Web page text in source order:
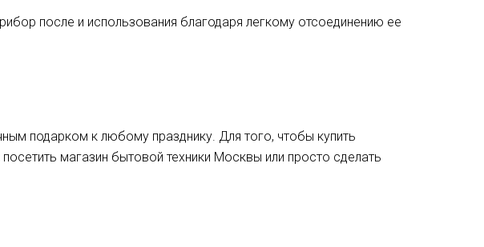
после и использования благодаря легкому отсоединению ее
подарком к любому празднику. Для того, чтобы купить
магазин бытовой техники Москвы или просто сделать